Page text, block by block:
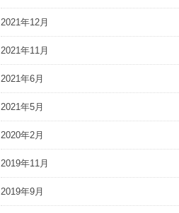
2021年12月
2021年11月
2021年6月
2021年5月
2020年2月
2019年11月
2019年9月